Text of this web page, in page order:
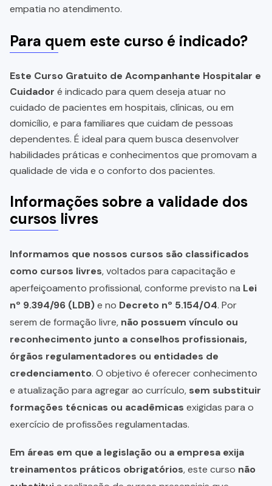
empatia no atendimento.
Para quem este curso é indicado?
Este Curso Gratuito de Acompanhante Hospitalar e
Cuidador é indicado para quem deseja atuar no
cuidado de pacientes em hospitais, clínicas, ou em
domicílio, e para familiares que cuidam de pessoas
dependentes. É ideal para quem busca desenvolver
habilidades práticas e conhecimentos que promovam a
qualidade de vida e o conforto dos pacientes.
Informações sobre a validade dos
cursos livres
Informamos que nossos cursos são classificados
como cursos livres, voltados para capacitação e
aperfeiçoamento profissional, conforme previsto na Lei
nº 9.394/96 (LDB)e no Decreto nº 5.154/04. Por
serem de formação livre, não possuem vínculo ou
reconhecimento junto a conselhos profissionais,
órgãos regulamentadores ou entidades de
credenciamento. O objetivo é oferecer conhecimento
e atualização para agregar ao currículo, sem substituir
formações técnicas ou acadêmicas exigidas para o
exercício de profissões regulamentadas.
Em áreas em que a legislação ou a empresa exija
treinamentos práticos obrigatórios, este curso não